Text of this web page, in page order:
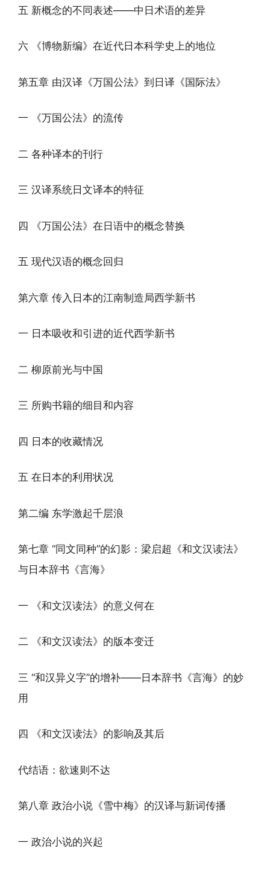
五 新概念的不同表述——中日术语的差异
六 《博物新编》在近代日本科学史上的地位
第五章 由汉译《万国公法》到日译《国际法》
一 《万国公法》的流传
二 各种译本的刊行
三 汉译系统日文译本的特征
四 《万国公法》在日语中的概念替换
五 现代汉语的概念回归
第六章 传入日本的江南制造局西学新书
一 日本吸收和引进的近代西学新书
二 柳原前光与中国
三 所购书籍的细目和内容
四 日本的收藏情况
五 在日本的利用状况
第二编 东学激起千层浪
第七章 “同文同种”的幻影：梁启超《和文汉读法》
与日本辞书《言海》
一 《和文汉读法》的意义何在
二 《和文汉读法》的版本变迁
三 “和汉异义字”的增补——日本辞书《言海》的妙
用
四 《和文汉读法》的影响及其后
代结语：欲速则不达
第八章 政治小说《雪中梅》的汉译与新词传播
一 政治小说的兴起